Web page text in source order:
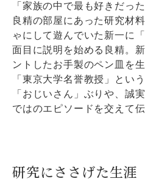
「家族の中で最も好きだっ
良精の部屋にあった研究材
ゃにして遊んでいた新一に
面目に説明を始める良精。
ントしたお手製のペン皿を
「東京大学名誉教授」とい
「おじいさん」ぶりや、誠
ではのエピソードを交えて伝
研究にささげた生涯